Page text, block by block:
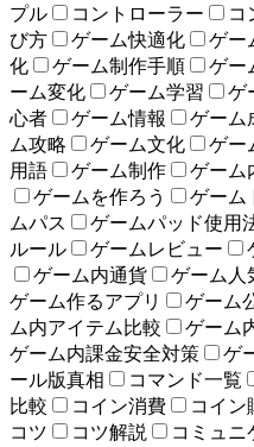
プル
コントローラー コ
び方
ゲーム快適化 ゲー
化
ゲーム制作手順 ゲー
ーム変化
ゲーム学習 ゲ
心者
ゲーム情報 ゲーム
ム攻略
ゲーム文化 ゲー
用語
ゲーム制作 ゲーム
ゲームを作ろう
ゲーム
ムパス
ゲームパッド使用
ルール
ゲームレビュー
ゲーム内通貨
ゲーム人
ゲーム作るアプリ
ゲーム
ム内アイテム比較
ゲーム
ゲーム内課金安全対策
ゲ
ール版真相
コマンド一覧
比較
コイン消費 コイン
コツ
コツ解説 コミュニ